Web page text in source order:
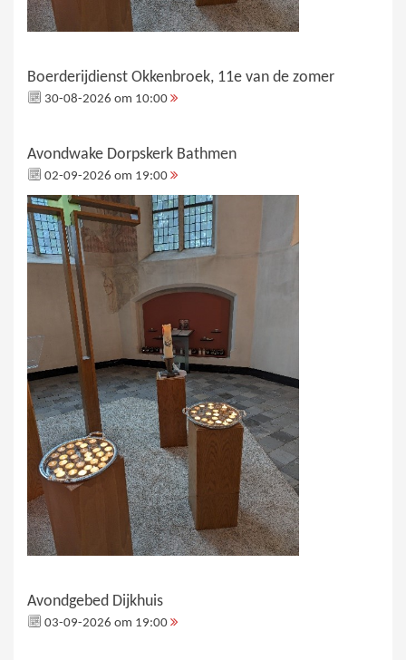
Boerderijdienst Okkenbroek, 11e van de zomer
30-08-2026 om 10:00
Avondwake Dorpskerk Bathmen
02-09-2026 om 19:00
Avondgebed Dijkhuis
03-09-2026 om 19:00